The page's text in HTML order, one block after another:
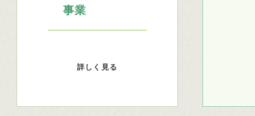
事業
詳しく見る